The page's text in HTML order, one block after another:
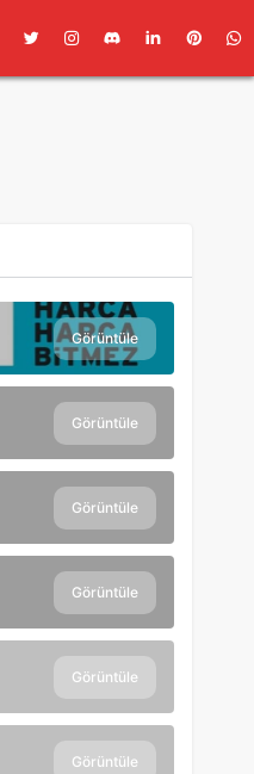
Görüntüle
Görüntüle
Görüntüle
Görüntüle
Görüntüle
Görüntüle